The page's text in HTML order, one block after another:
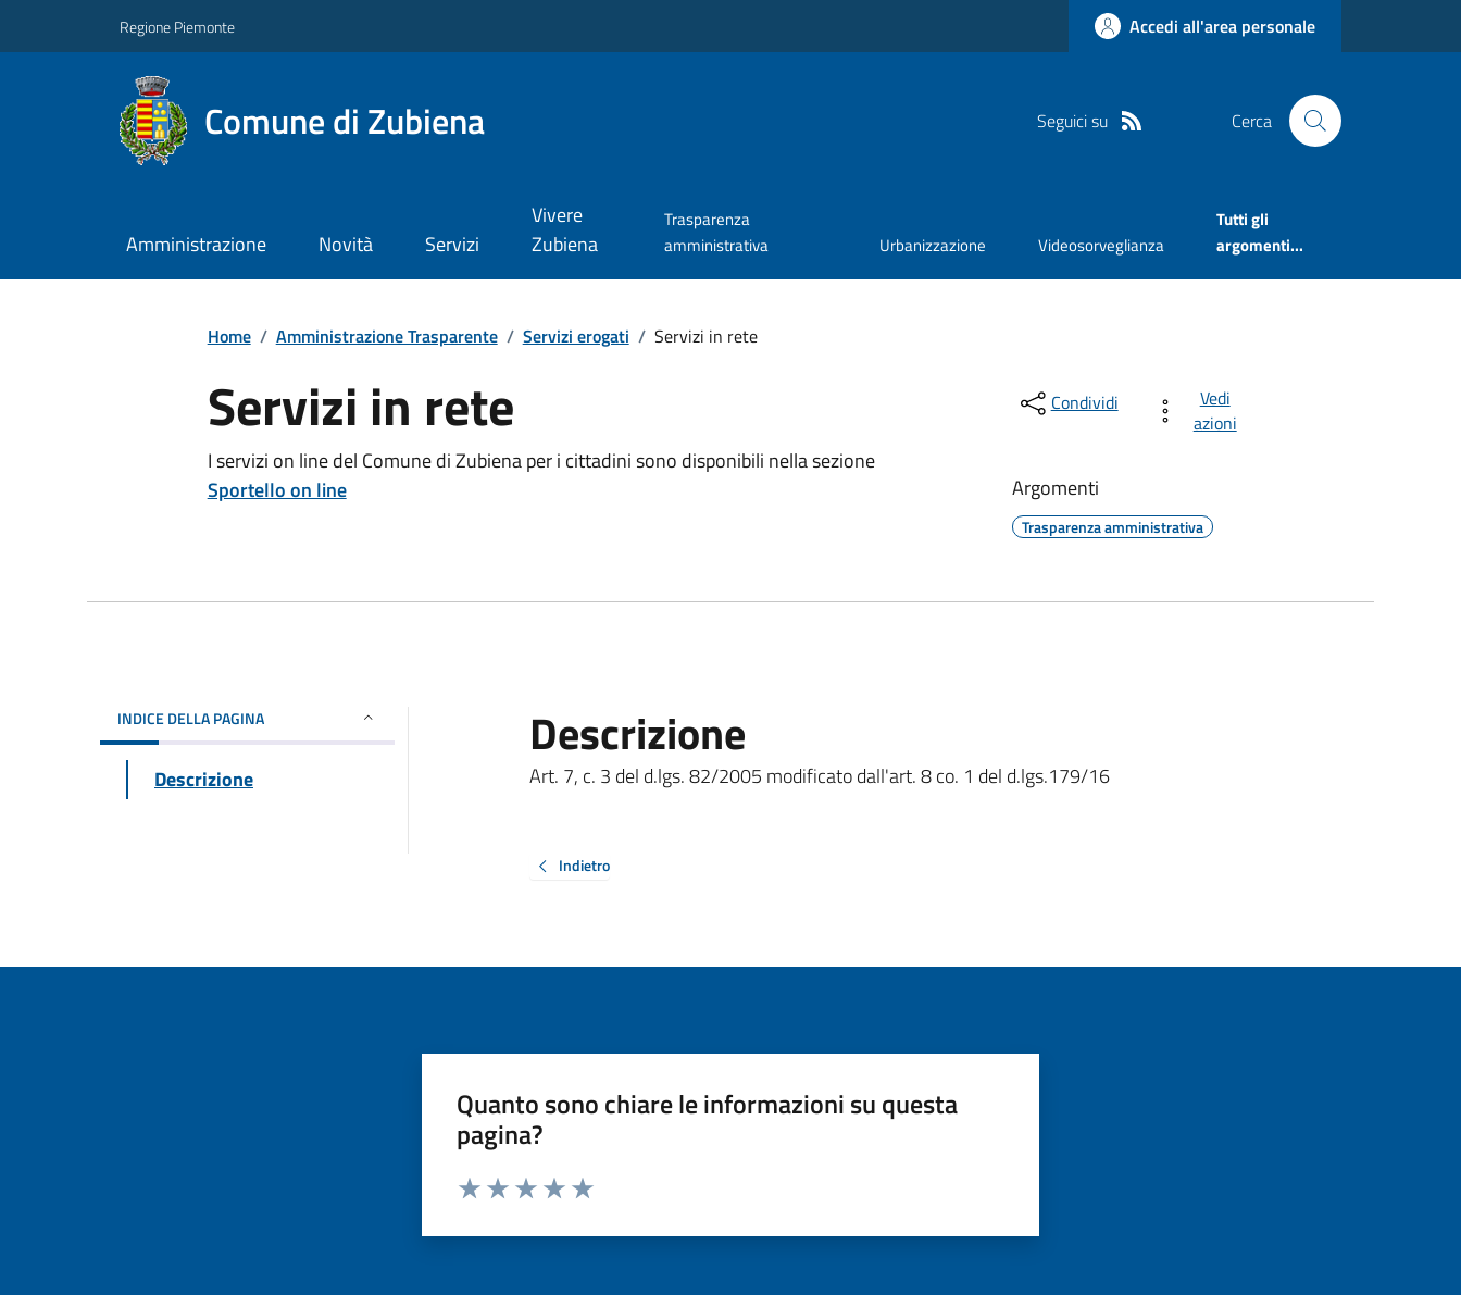
Regione Piemonte Accedi all'area personale
Comune di Zubiena Seguici su Cerca
Amministrazione Novità Servizi
Vivere
Zubiena
Trasparenza
amministrativa
Urbanizzazione Videosorveglianza
Tutti gli
argomenti...
Home / Amministrazione Trasparente / Servizi erogati / Servizi in rete
Servizi in rete
I servizi on line del Comune di Zubiena per i cittadini sono disponibili nella sezione
Sportello on line
Condividi
Vedi
azioni
Argomenti
Trasparenza amministrativa
INDICE DELLA PAGINA
Descrizione
Descrizione
Art. 7, c. 3 del d.lgs. 82/2005 modificato dall'art. 8 co. 1 del d.lgs.179/16
Indietro
Quanto sono chiare le informazioni su questa
pagina?
Valuta da 1 a 5 stelle la pagina